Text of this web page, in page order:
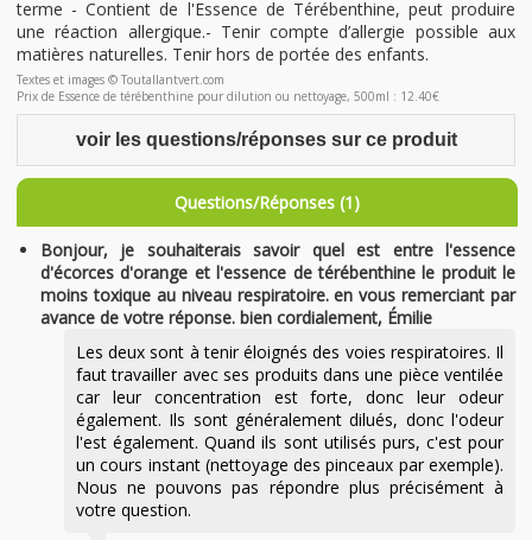
terme - Contient de l'Essence de Térébenthine, peut produire
une réaction allergique.- Tenir compte d’allergie possible aux
matières naturelles. Tenir hors de portée des enfants.
Textes et images © Toutallantvert.com
Prix de Essence de térébenthine pour dilution ou nettoyage, 500ml : 12.40€
voir les questions/réponses sur ce produit
Questions/Réponses (1)
Bonjour, je souhaiterais savoir quel est entre l'essence
d'écorces d'orange et l'essence de térébenthine le produit le
moins toxique au niveau respiratoire. en vous remerciant par
avance de votre réponse. bien cordialement, Émilie
Les deux sont à tenir éloignés des voies respiratoires. Il
faut travailler avec ses produits dans une pièce ventilée
car leur concentration est forte, donc leur odeur
également. Ils sont généralement dilués, donc l'odeur
l'est également. Quand ils sont utilisés purs, c'est pour
un cours instant (nettoyage des pinceaux par exemple).
Nous ne pouvons pas répondre plus précisément à
votre question.